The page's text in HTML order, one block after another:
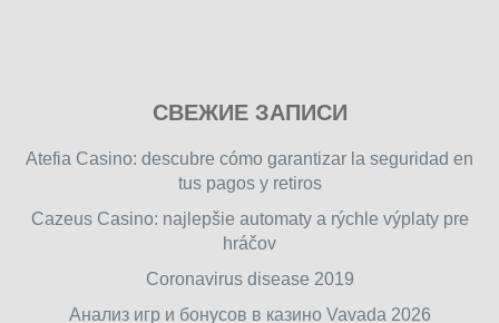
free
games
СВЕЖИЕ ЗАПИСИ
Atefia Casino: descubre cómo garantizar la seguridad en
tus pagos y retiros
Cazeus Casino: najlepšie automaty a rýchle výplaty pre
hráčov
Coronavirus disease 2019
Анализ игр и бонусов в казино Vavada 2026